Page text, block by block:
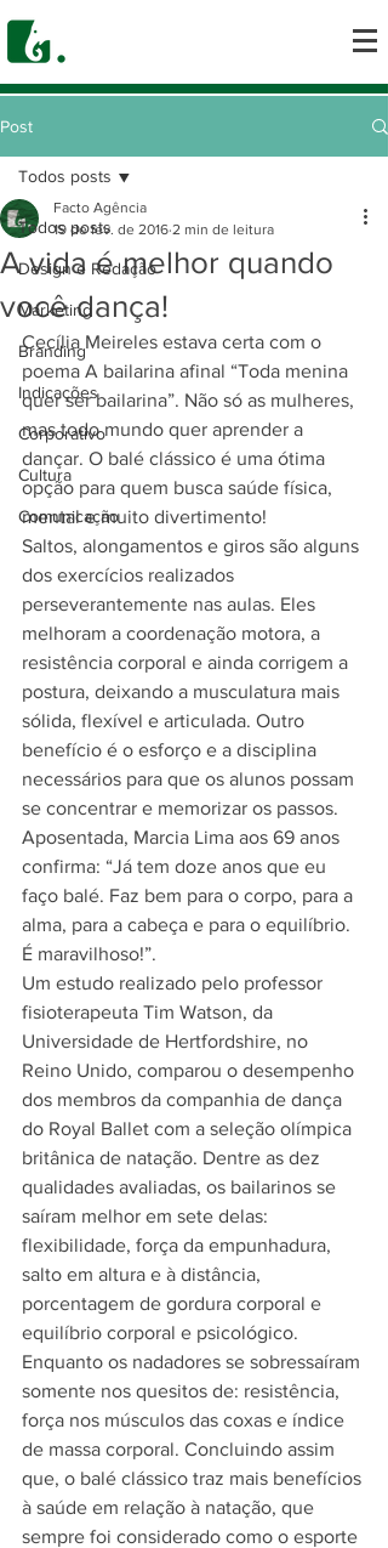
Post
Todos posts
Design e Redação
Marketing
Branding
Indicações
Corporativo
Cultura
Comunicação
Todos posts
A vida é melhor quando
você dança!
Facto Agência
19 de fev. de 2016 2 min de leitura
Cecília Meireles estava certa com o
poema A bailarina afinal “Toda menina
quer ser bailarina”. Não só as mulheres,
mas todo mundo quer aprender a
dançar. O balé clássico é uma ótima
opção para quem busca saúde física,
mental e muito divertimento!
Saltos, alongamentos e giros são alguns
dos exercícios realizados
perseverantemente nas aulas. Eles
melhoram a coordenação motora, a
resistência corporal e ainda corrigem a
postura, deixando a musculatura mais
sólida, flexível e articulada. Outro
benefício é o esforço e a disciplina
necessários para que os alunos possam
se concentrar e memorizar os passos.
Aposentada, Marcia Lima aos 69 anos
confirma: “Já tem doze anos que eu
faço balé. Faz bem para o corpo, para a
alma, para a cabeça e para o equilíbrio.
É maravilhoso!”.
Um estudo realizado pelo professor
fisioterapeuta Tim Watson, da
Universidade de Hertfordshire, no
Reino Unido, comparou o desempenho
dos membros da companhia de dança
do Royal Ballet com a seleção olímpica
britânica de natação. Dentre as dez
qualidades avaliadas, os bailarinos se
saíram melhor em sete delas:
flexibilidade, força da empunhadura,
salto em altura e à distância,
porcentagem de gordura corporal e
equilíbrio corporal e psicológico.
Enquanto os nadadores se sobressaíram
somente nos quesitos de: resistência,
força nos músculos das coxas e índice
de massa corporal. Concluindo assim
que, o balé clássico traz mais benefícios
à saúde em relação à natação, que
sempre foi considerado como o esporte